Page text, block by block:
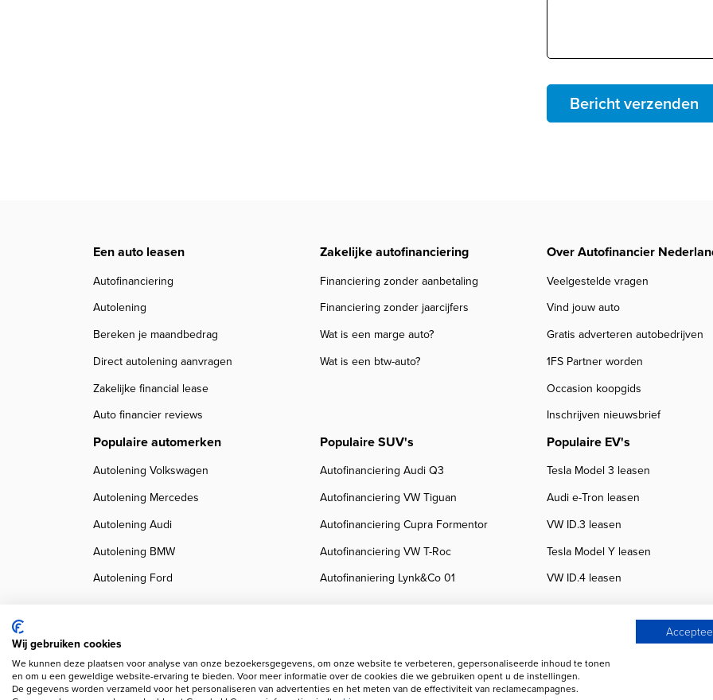
Bericht verzenden
Een auto leasen
Autofinanciering
Autolening
Bereken je maandbedrag
Direct autolening aanvragen
Zakelijke financial lease
Auto financier reviews
Zakelijke autofinanciering
Financiering zonder aanbetaling
Financiering zonder jaarcijfers
Wat is een marge auto?
Wat is een btw-auto?
Over Autofinancier
Veelgestelde vragen
Vind jouw auto
Gratis adverteren autobedrijven
1FS Partner worden
Occasion koopgids
Inschrijven nieuwsbrief
Populaire automerken
Autolening Volkswagen
Autolening Mercedes
Autolening Audi
Autolening BMW
Autolening Ford
Populaire SUV's
Autofinanciering Audi Q3
Autofinanciering VW Tiguan
Autofinanciering Cupra Formentor
Autofinanciering VW T-Roc
Autofinaniering Lynk&Co 01
Populaire EV's
Tesla Model 3 leasen
Audi e-Tron leasen
VW ID.3 leasen
Tesla Model Y leasen
VW ID.4 leasen
Copyright navigation
Privacy verklaring Cookieverklaring Disclaimer Klanten beoordelingen
Autobedrijven
Wij gebruiken cookies
We kunnen deze plaatsen voor analyse van onze bezoekersgegevens, om onze website te verbeteren, gepersonaliseerde inhoud te tonen
en om u een geweldige website-ervaring te bieden. Voor meer informatie over de cookies die we gebruiken opent u de instellingen.
De gegevens worden verzameld voor het personaliseren van advertenties en het meten van de effectiviteit van reclamecampagnes.